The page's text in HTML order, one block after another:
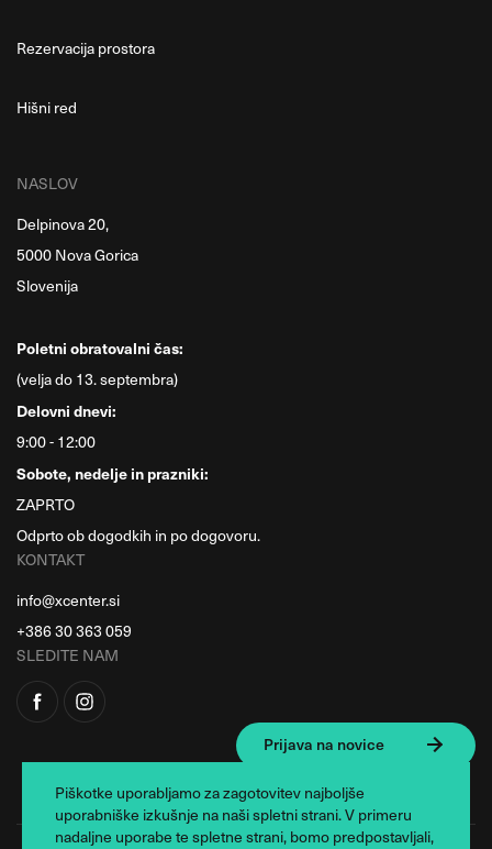
Rezervacija prostora
Hišni red
NASLOV
Delpinova 20,
5000 Nova Gorica
Slovenija
Poletni obratovalni čas:
(velja do 13. septembra)
Delovni dnevi:
9:00 - 12:00
Sobote, nedelje in prazniki:
ZAPRTO
Odprto ob dogodkih in po dogovoru.
KONTAKT
info@xcenter.si
+386 30 363 059
SLEDITE NAM
Prijava na novice
Piškotke uporabljamo za zagotovitev najboljše
uporabniške izkušnje na naši spletni strani. V primeru
nadaljne uporabe te spletne strani, bomo predpostavljali,